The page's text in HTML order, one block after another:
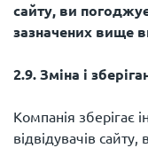
сайту, ви
зазначених вище
2.9. Зміна і
Компанія зберігає
відвідувачів